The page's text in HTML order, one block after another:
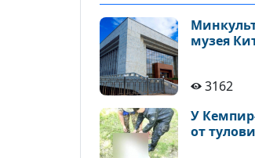
музея
3162
У
от